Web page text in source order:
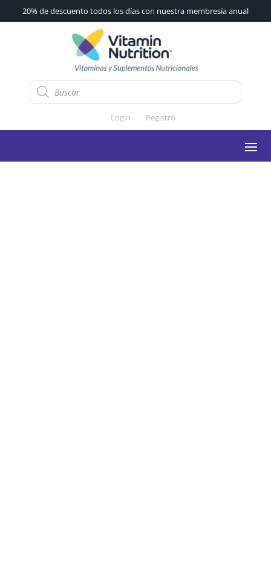
20% de descuento todos los días con nuestra membresía anual
Búsqueda
de
productos
Login
Registro